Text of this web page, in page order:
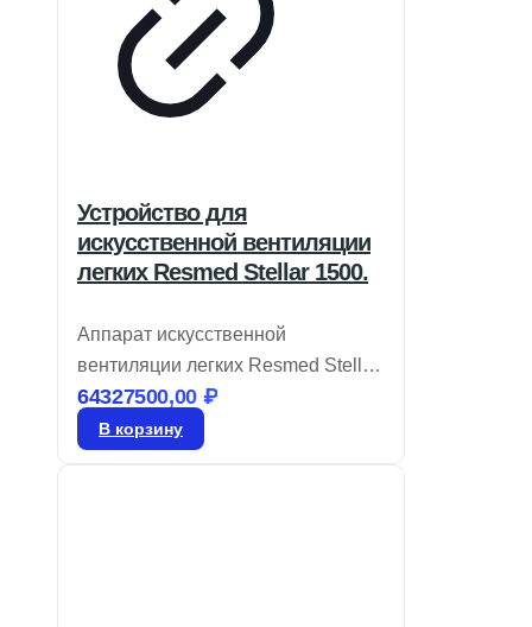
Устройство для
искусственной вентиляции
легких Resmed Stellar 1500.
Аппарат искусственной
вентиляции легких Resmed Stellar
150 соответствует требованиям
современных клиник, предлагая
64327500,00 ₽
В корзину